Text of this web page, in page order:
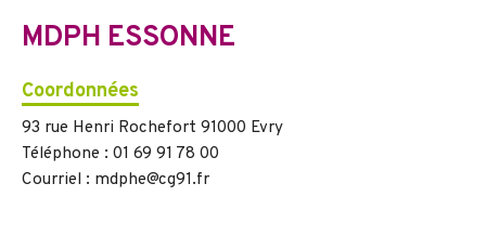
MDPH ESSONNE
Coordonnées
93 rue Henri Rochefort 91000 Evry
Téléphone : 01 69 91 78 00
Courriel : mdphe@cg91.fr